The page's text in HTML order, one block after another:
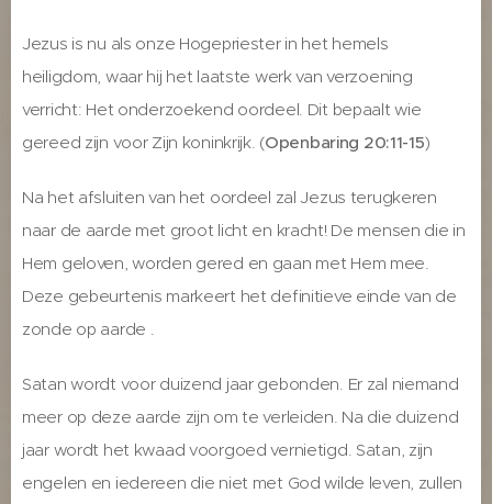
Jezus is nu als onze Hogepriester in het hemels
heiligdom, waar hij het laatste werk van verzoening
verricht: Het onderzoekend oordeel. Dit bepaalt wie
gereed zijn voor Zijn koninkrijk. (Openbaring 20:11-15)
Na het afsluiten van het oordeel zal Jezus terugkeren
naar de aarde met groot licht en kracht! De mensen die in
Hem geloven, worden gered en gaan met Hem mee.
Deze gebeurtenis markeert het definitieve einde van de
zonde op aarde .
Satan wordt voor duizend jaar gebonden. Er zal niemand
meer op deze aarde zijn om te verleiden. Na die duizend
jaar wordt het kwaad voorgoed vernietigd. Satan, zijn
engelen en iedereen die niet met God wilde leven, zullen